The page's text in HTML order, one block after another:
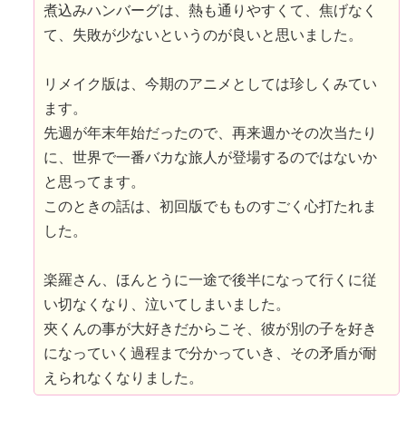
煮込みハンバーグは、熱も通りやすくて、焦げなく
て、失敗が少ないというのが良いと思いました。
リメイク版は、今期のアニメとしては珍しくみてい
ます。
先週が年末年始だったので、再来週かその次当たり
に、世界で一番バカな旅人が登場するのではないか
と思ってます。
このときの話は、初回版でもものすごく心打たれま
した。
楽羅さん、ほんとうに一途で後半になって行くに従
い切なくなり、泣いてしまいました。
夾くんの事が大好きだからこそ、彼が別の子を好き
になっていく過程まで分かっていき、その矛盾が耐
えられなくなりました。